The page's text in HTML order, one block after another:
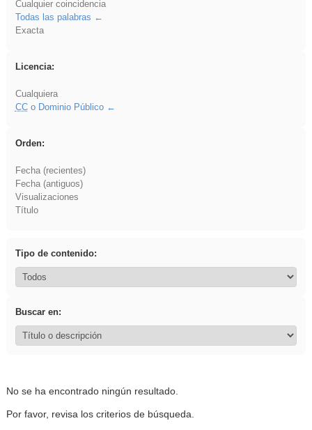
Cualquier coincidencia
Todas las palabras
Exacta
Licencia:
Cualquiera
CCo Dominio Público
Orden:
Fecha (recientes)
Fecha (antiguos)
Visualizaciones
Título
Tipo de contenido:
Buscar en:
No se ha encontrado ningún resultado.
Por favor, revisa los criterios de búsqueda.